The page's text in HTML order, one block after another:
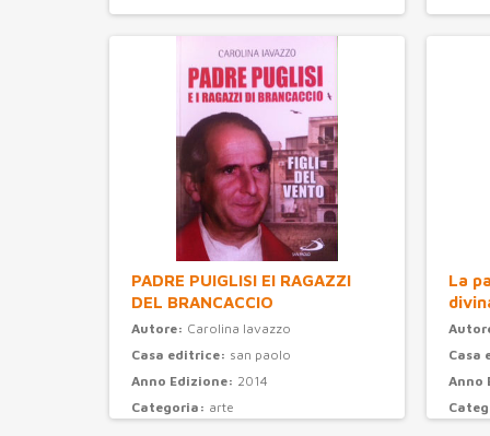
PADRE PUIGLISI EI RAGAZZI
DEL BRANCACCIO
Autore: Carolina Iavazzo
Casa editrice: san paolo
Anno Edizione: 2014
Categoria: arte
La
Casa
Anno